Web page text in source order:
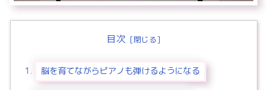
目次
脳を育てながらピアノも弾けるようになる